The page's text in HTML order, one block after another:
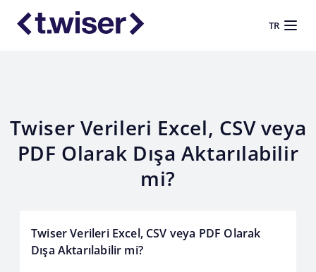
TR
Twiser Verileri Excel, CSV veya
PDF Olarak Dışa Aktarılabilir
mi?
Twiser Verileri Excel, CSV veya PDF Olarak
Dışa Aktarılabilir mi?